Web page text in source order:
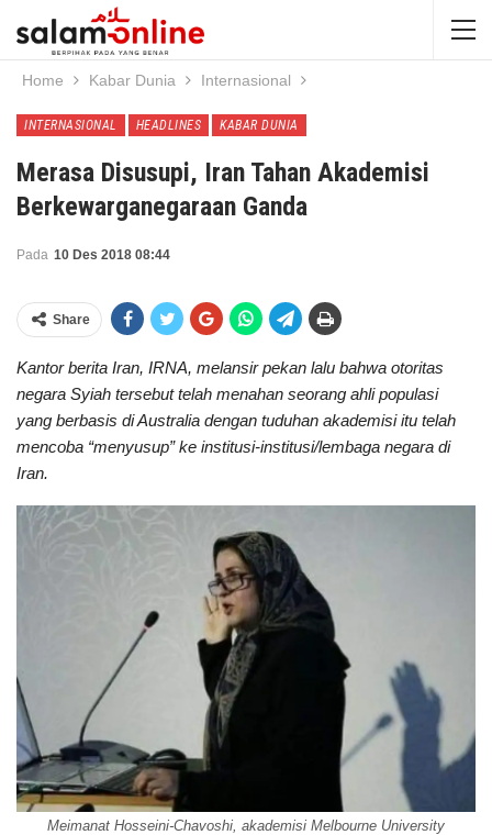
Home Kabar Dunia Internasional
INTERNASIONAL HEADLINES KABAR DUNIA
Merasa Disusupi, Iran Tahan Akademisi
Berkewarganegaraan Ganda
Pada 10 Des 2018 08:44
Share
Kantor berita Iran, IRNA, melansir pekan lalu bahwa otoritas
negara Syiah tersebut telah menahan seorang ahli populasi
yang berbasis di Australia dengan tuduhan akademisi itu telah
mencoba “menyusup” ke institusi-institusi/lembaga negara di
Iran.
Meimanat Hosseini-Chavoshi, akademisi Melbourne University